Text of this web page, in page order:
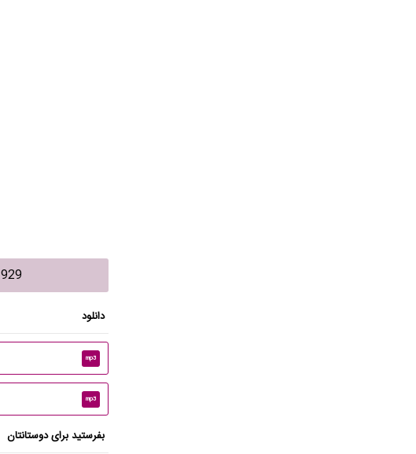
929 لایک
دانلود
mp3
mp3
بفرستید برای دوستانتان